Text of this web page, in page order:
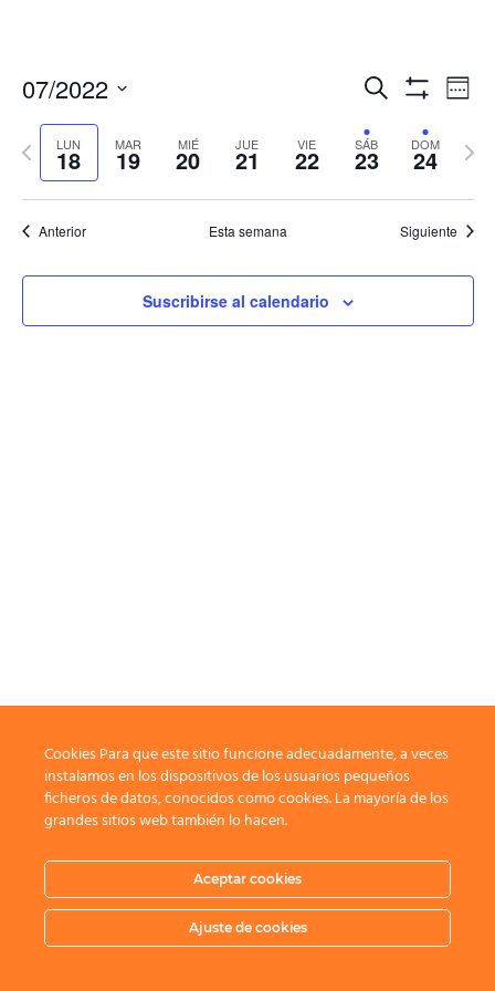
búsqueda
y
vistas
Buscar
de
de
07/2022
fecha.LUN
18 MAR
19 MIÉ
20 JUE
21 VIE
22 SÁB
23 DOM
24
Semana
anterior
Anterior Esta semana Siguiente
Suscribirse al calendario
Cookies Para que este sitio funcione adecuadamente, a veces
instalamos en los dispositivos de los usuarios pequeños
ficheros de datos, conocidos como cookies. La mayoría de los
grandes sitios web también lo hacen.
Aceptar cookies
Ajuste de cookies